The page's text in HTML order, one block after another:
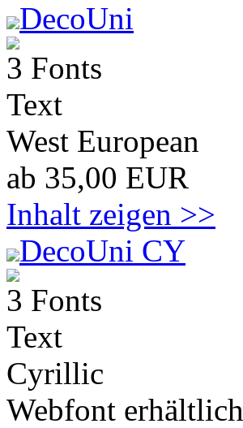
DecoUni
3 Fonts
Text
West European
ab 35,00 EUR
Inhalt zeigen >>
DecoUni CY
3 Fonts
Text
Cyrillic
Webfont erhältlich